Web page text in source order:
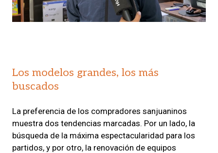
Video
Los modelos grandes, los más
buscados
La preferencia de los compradores sanjuaninos
muestra dos tendencias marcadas. Por un lado, la
búsqueda de la máxima espectacularidad para los
partidos, y por otro, la renovación de equipos